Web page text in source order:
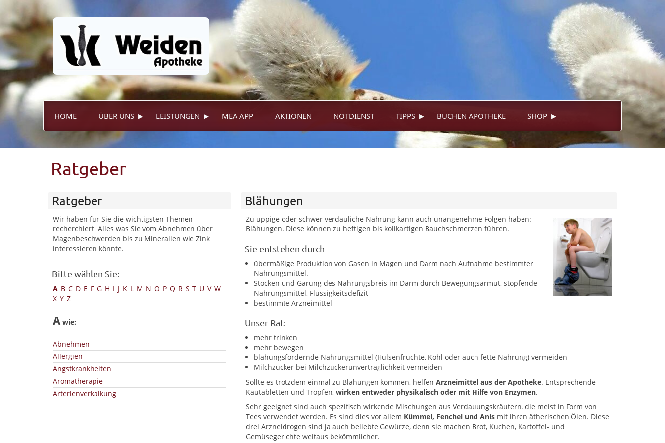
HOME ÜBER UNS ▸ LEISTUNGEN ▸ MEA APP AKTIONEN NOTDIENST TIPPS ▸ BUCHEN APOTHEKE SHOP ▸
Ratgeber
Ratgeber
Wir haben für Sie die wichtigsten Themen
recherchiert. Alles was Sie vom Abnehmen über
Magenbeschwerden bis zu Mineralien wie Zink
interessieren könnte.
Bitte wählen Sie:
A B C D E F G H I J K L M N O P Q R S T U V W
X Y Z
A wie:
Abnehmen
Allergien
Angstkrankheiten
Aromatherapie
Arterienverkalkung
Blähungen
Zu üppige oder schwer verdauliche Nahrung kann auch unangenehme Folgen haben:
Blähungen. Diese können zu heftigen bis kolikartigen Bauchschmerzen führen.
Sie entstehen durch
übermäßige Produktion von Gasen in Magen und Darm nach Aufnahme bestimmter
Nahrungsmittel.
Stocken und Gärung des Nahrungsbreis im Darm durch Bewegungsarmut, stopfende
Nahrungsmittel, Flüssigkeitsdefizit
bestimmte Arzneimittel
Unser Rat:
mehr trinken
mehr bewegen
blähungsfördernde Nahrungsmittel (Hülsenfrüchte, Kohl oder auch fette Nahrung) vermeiden
Milchzucker bei Milchzuckerunverträglichkeit vermeiden
Sollte es trotzdem einmal zu Blähungen kommen, helfen Arzneimittel aus der Apotheke. Entsprechende
Kautabletten und Tropfen, wirken entweder physikalisch oder mit Hilfe von Enzymen.
Sehr geeignet sind auch spezifisch wirkende Mischungen aus Verdauungskräutern, die meist in Form von
Tees verwendet werden. Es sind dies vor allem Kümmel, Fenchel und Anis mit ihren ätherischen Ölen. Diese
drei Arzneidrogen sind ja auch beliebte Gewürze, denn sie machen Brot, Kuchen, Kartoffel- und
Gemüsegerichte weitaus bekömmlicher.